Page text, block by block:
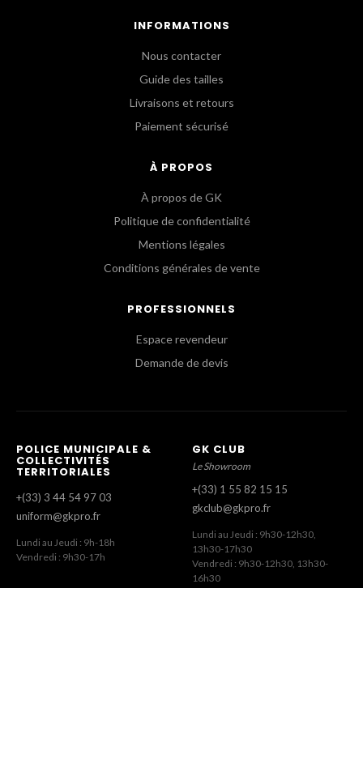
INFORMATIONS
Nous contacter
Guide des tailles
Livraisons et retours
Paiement sécurisé
À PROPOS
À propos de GK
Politique de confidentialité
Mentions légales
Conditions générales de vente
PROFESSIONNELS
Espace revendeur
Demande de devis
POLICE MUNICIPALE &
COLLECTIVITÉS
TERRITORIALES
+(33) 3 44 54 97 03
uniform@gkpro.fr
Lundi au Jeudi : 9h-18h
Vendredi : 9h30-17h
GK CLUB
Le Showroom
+(33) 1 55 82 15 15
gkclub@gkpro.fr
Lundi au Jeudi : 9h30-12h30,
13h30-17h30
Vendredi : 9h30-12h30, 13h30-
16h30